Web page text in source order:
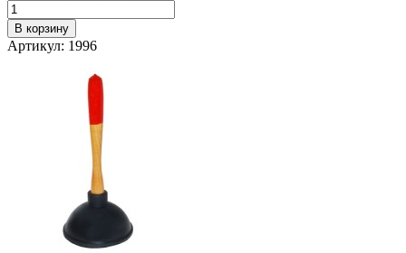
В корзину
Артикул: 1996